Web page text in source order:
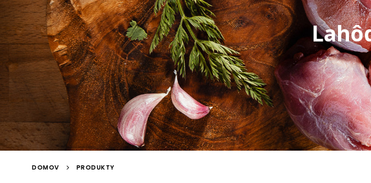
DOMOV PRODUKTY